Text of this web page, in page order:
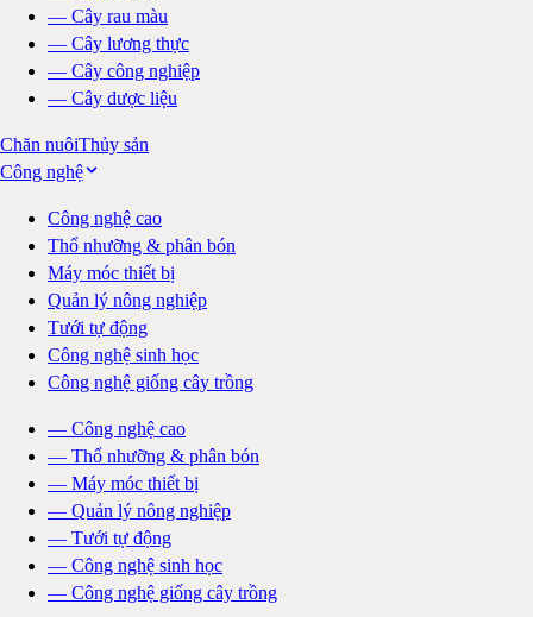
— Cây rau màu
— Cây lương thực
— Cây công nghiệp
— Cây dược liệu
Chăn nuôiThủy sản
Công nghệ
Công nghệ cao
Thổ nhưỡng & phân bón
Máy móc thiết bị
Quản lý nông nghiệp
Tưới tự động
Công nghệ sinh học
Công nghệ giống cây trồng
— Công nghệ cao
— Thổ nhưỡng & phân bón
— Máy móc thiết bị
— Quản lý nông nghiệp
— Tưới tự động
— Công nghệ sinh học
— Công nghệ giống cây trồng